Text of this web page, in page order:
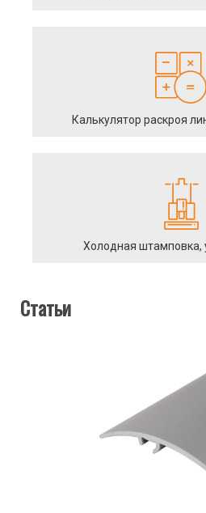
Калькулятор раскроя
Холодная штамповка,
Статьи